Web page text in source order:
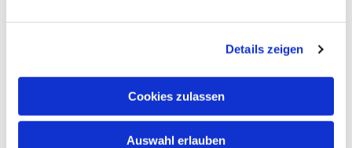
Details zeigen
Cookies zulassen
Auswahl erlauben